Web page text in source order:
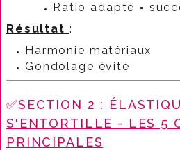
Ratio adapté =
Résultat :​
Harmonie matériaux
Gondolage évité
✅SECTION 2 :
S'ENTORTILLE - LES 5
PRINCIPALES